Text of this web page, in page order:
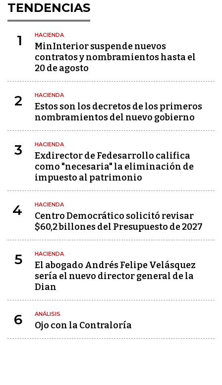
TENDENCIAS
1 HACIENDA
MinInterior suspende nuevos
contratos y nombramientos hasta el
20 de agosto
2 HACIENDA
Estos son los decretos de los primeros
nombramientos del nuevo gobierno
3 HACIENDA
Exdirector de Fedesarrollo califica
como "necesaria" la eliminación de
impuesto al patrimonio
4 HACIENDA
Centro Democrático solicitó revisar
$60,2 billones del Presupuesto de 2027
5 HACIENDA
El abogado Andrés Felipe Velásquez
sería el nuevo director general de la
Dian
6 ANÁLISIS
Ojo con la Contraloría